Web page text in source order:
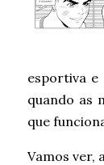
esportiva e
quando as
que
Vamos ver,